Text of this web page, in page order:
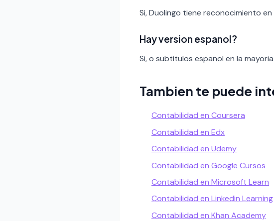
Si, Duolingo tiene reconocimiento
Hay version espanol?
Si, o subtitulos espanol en la mayoria.
Tambien te puede
Contabilidad en Coursera
Contabilidad en Edx
Contabilidad en Udemy
Contabilidad en Google Cursos
Contabilidad en Microsoft Learn
Contabilidad en Linkedin Learning
Contabilidad en Khan Academy